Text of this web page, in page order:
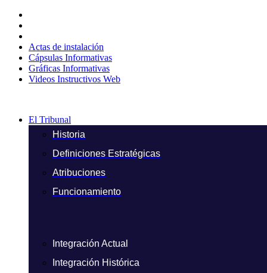
contenido
Actas de instalación
Cápsulas Informativas
Gráficas Informativas
Videos Instructivos Web
El Tribunal
Historia
Definiciones Estratégicas
Atribuciones
Funcionamiento
Integración Actual
Integración Histórica